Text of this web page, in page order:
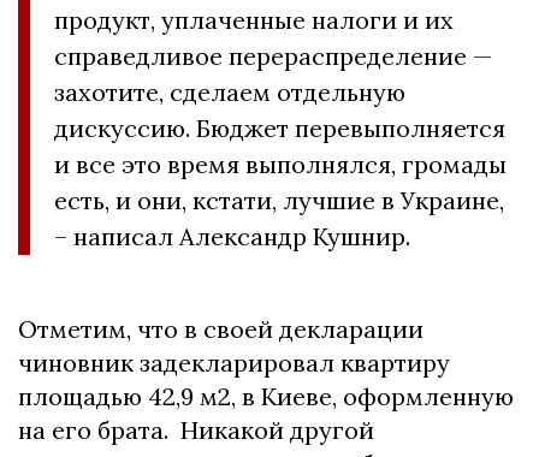
продукт, уплаченные налоги и их
справедливое перераспределение —
захотите, сделаем отдельную
дискуссию. Бюджет перевыполняется
и все это время выполнялся, громады
есть, и они, кстати, лучшие в Украине,
– написал Александр Кушнир.
Отметим, что в своей декларации
чиновник задекларировал квартиру
площадью 42,9 м2, в Киеве, оформленную
на его брата. Никакой другой